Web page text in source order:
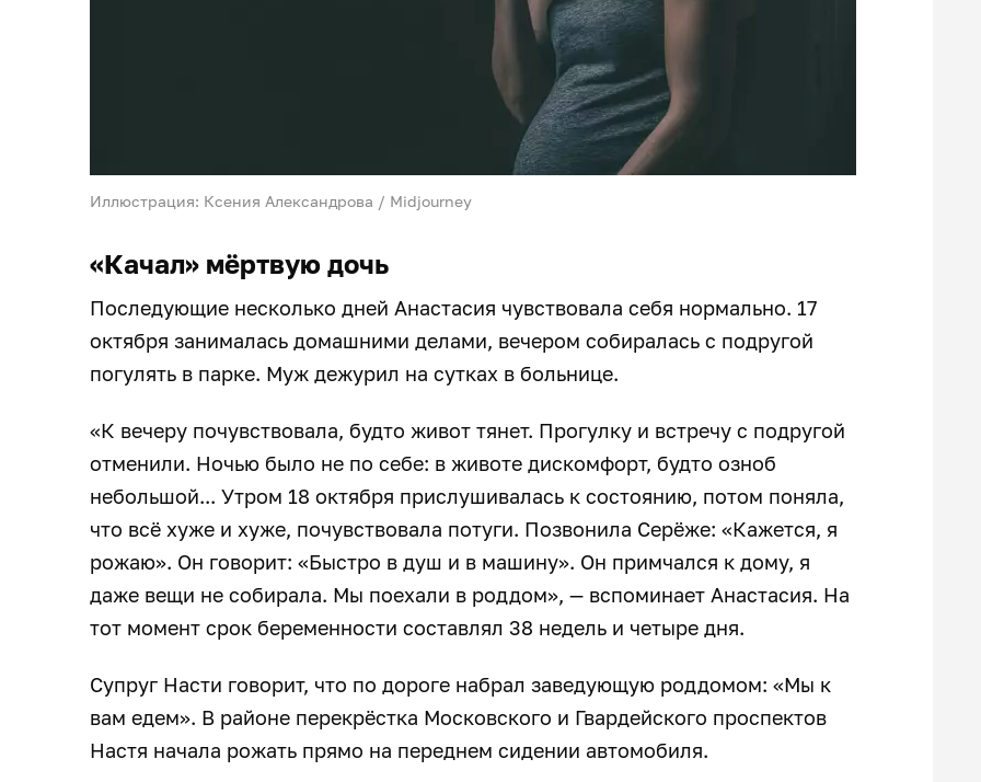
Иллюстрация: Ксения Александрова / Midjourney
«Качал» мёртвую дочь
Последующие несколько дней Анастасия чувствовала себя нормально. 17
октября занималась домашними делами, вечером собиралась с подругой
погулять в парке. Муж дежурил на сутках в больнице.
«К вечеру почувствовала, будто живот тянет. Прогулку и встречу с подругой
отменили. Ночью было не по себе: в животе дискомфорт, будто озноб
небольшой... Утром 18 октября прислушивалась к состоянию, потом поняла,
что всё хуже и хуже, почувствовала потуги. Позвонила Серёже: «Кажется, я
рожаю». Он говорит: «Быстро в душ и в машину». Он примчался к дому, я
даже вещи не собирала. Мы поехали в роддом», — вспоминает Анастасия. На
тот момент срок беременности составлял 38 недель и четыре дня.
Супруг Насти говорит, что по дороге набрал заведующую роддомом: «Мы к
вам едем». В районе перекрёстка Московского и Гвардейского проспектов
Настя начала рожать прямо на переднем сидении автомобиля.